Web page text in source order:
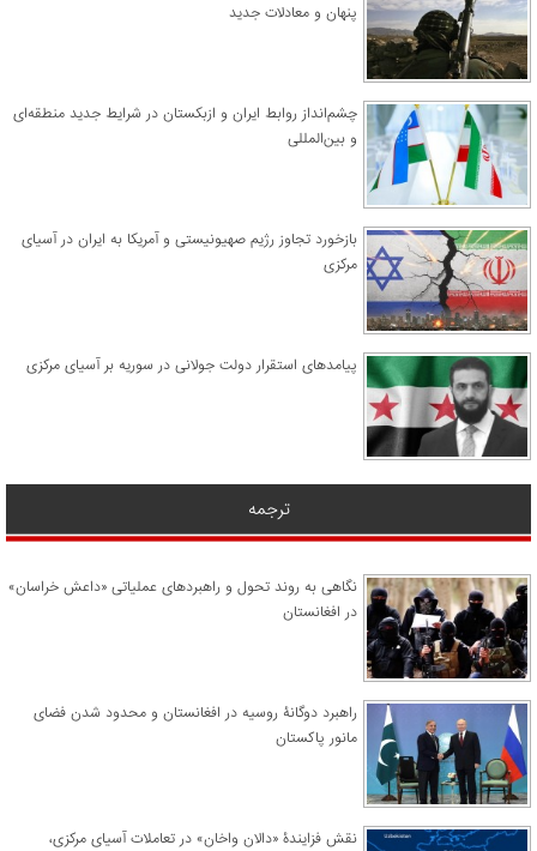
پنهان و معادلات جدید
چشم‌انداز روابط ایران و ازبکستان در شرایط جدید منطقه‌ای
و بین‌المللی
​بازخورد تجاوز رژیم صهیونیستی و آمریکا به ایران در آسیای
مرکزی
پیامدهای استقرار دولت جولانی در سوریه بر آسیای مرکزی
ترجمه
نگاهی به روند تحول و راهبردهای عملیاتی «داعش خراسان»
در افغانستان
راهبرد دوگانۀ روسیه در افغانستان و محدود شدن فضای
مانور پاکستان
نقش فزایندۀ «دالان واخان» در تعاملات آسیای مرکزی،